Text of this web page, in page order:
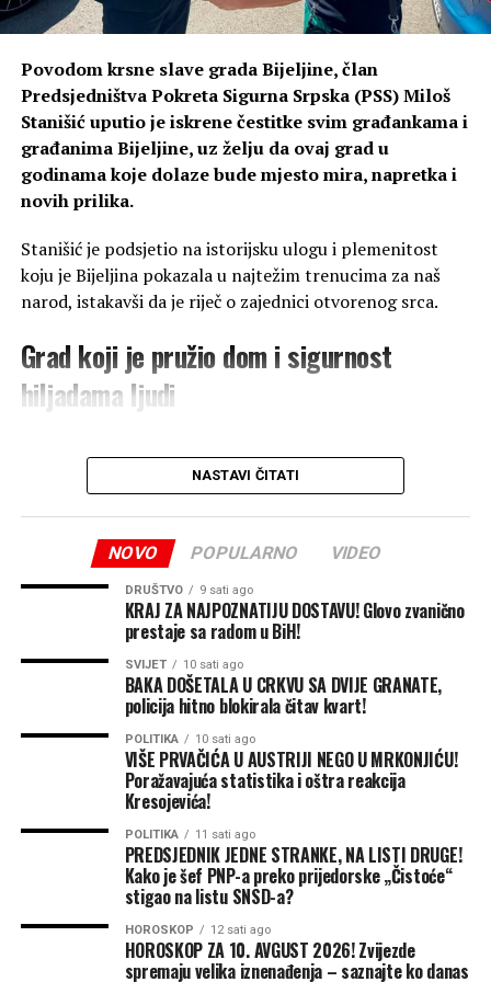
povećaju primanja majki sa
četvero djece na iznos
minimalne plate – tada
možemo reći da postoji
stvarna demografska
politika. Da li je SNSD-u
uopšte stalo do opstanka
srpskog naroda na ovim
prostorima?“, zaključio je
Kresojević.
74 nova radnika i politički paradoks: Predsjednik
PNP-a na listi SNSD-a
Kako je došlo do toga da stabilna firma završi u dubokoj
dubiozi? Odgovor leži u masovnom i neodgovornom
zapošljavanju u stranačke svrhe.
Nezvanični podaci iz samog preduzeća otkrivaju da je
tokom svog mandata Dalibor Grabež zaposlio čak 74
nova radnika! Preduzeće je preko noći opterećeno
kadrovskim balastom, čime je firma iz zone pozitivnog
poslovanja brutalno gurnuta u ekstremno negativan
usluga na većim računima građana.
Poseban politički apsurd predstavlja sam angažman
(PNP) – danas se nalazi na kandidatskoj listi druge
stranke, odnosno SNSD-a! Komunalno preduzeće mu je
uticaja, trgovinu pozicijama i obezbjeđivanje sopstvenog
mjesta na listi vladajuće stranke.
Skandal sa nasipanjem puteva: Rad van nadležnosti i
DIREKTNO PRANJE PARA
Najteže optužbe koje ozbiljno zadiru u domen krivične
odgovornosti tiču se zloupotrebe resursa preduzeća u
predizborne svrhe, ali i otvorenog kršenja zakona i
obavljanja poslova koji uopšte nisu u nadležnosti
komunalnog preduzeća!
Prema informacijama sa terena, preduzeće „Komunalne
usluge“ uveliko izvodi radove na nasipanju lokalnih
puteva pijeskom i šljunkom po prijedorskim nasenlju.
Ovdje je riječ o višestrukom kršenju zakona:
Povodom krsne slave grada Bijeljine, član
Predsjedništva Pokreta Sigurna Srpska (PSS) Miloš
Stanišić uputio je iskrene čestitke svim građankama i
građanima Bijeljine, uz želju da ovaj grad u
godinama koje dolaze bude mjesto mira, napretka i
novih prilika.
Stanišić je podsjetio na istorijsku ulogu i plemenitost
koju je Bijeljina pokazala u najtežim trenucima za naš
narod, istakavši da je riječ o zajednici otvorenog srca.
Grad koji je pružio dom i sigurnost
hiljadama ljudi
„Bijeljina je grad velikog
srca. Grad koji je u teškim
godinama ratnog vihora na
prostoru Bosne i
Hercegovine otvorio svoja
vrata i pružio utočište
velikom broju izbjeglih i
raseljenih ljudi. Mnogi od
njih su upravo ovdje
pronašli novi dom,
sigurnost i priliku da
ponovo grade svoj život“,
poručio je Stanišić.
On je dodao da Bijeljinu čine upravo njeni ljudi – vrijedni,
NASTAVI ČITATI
NOVO POPULARNO VIDEO
DRUŠTVO 9 sati ago
KRAJ ZA NAJPOZNATIJU DOSTAVU! Glovo zvanično
prestaje sa radom u BiH!
SVIJET 10 sati ago
BAKA DOŠETALA U CRKVU SA DVIJE GRANATE,
policija hitno blokirala čitav kvart!
POLITIKA 10 sati ago
VIŠE PRVAČIĆA U AUSTRIJI NEGO U MRKONJIĆU!
Poražavajuća statistika i oštra reakcija
Kresojevića!
POLITIKA 11 sati ago
PREDSJEDNIK JEDNE STRANKE, NA LISTI DRUGE!
Kako je šef PNP-a preko prijedorske „Čistoće“
stigao na listu SNSD-a?
HOROSKOP 12 sati ago
HOROSKOP ZA 10. AVGUST 2026! Zvijezde
spremaju velika iznenađenja – saznajte ko danas